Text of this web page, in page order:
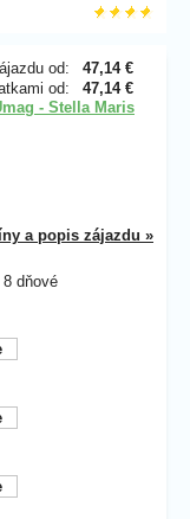
od:
47,14 €
od:
47,14 €
- Stella Maris
a popis zájazdu »
dňové